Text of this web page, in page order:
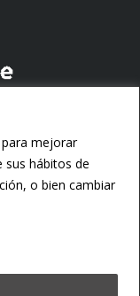
mejorar
sus hábitos de
o bien cambiar